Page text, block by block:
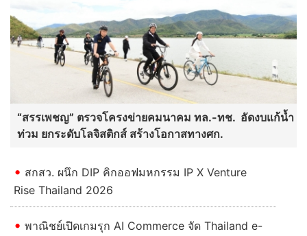
“สรรเพชญ” ตรวจโครงข่ายคมนาคม ทล.-ทช. อัดงบแก้น้ำ
ท่วม ยกระดับโลจิสติกส์ สร้างโอกาสทางศก.
สกสว. ผนึก DIP คิกออฟมหกรรม IP X Venture
Rise Thailand 2026
พาณิชย์เปิดเกมรุก AI Commerce จัด Thailand e-